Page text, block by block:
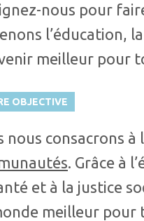
nous pour
l’éducation,
meilleur pour
OBJECTIVE
nous consacrons à
. Grâce à
et à la justice
meilleur pour